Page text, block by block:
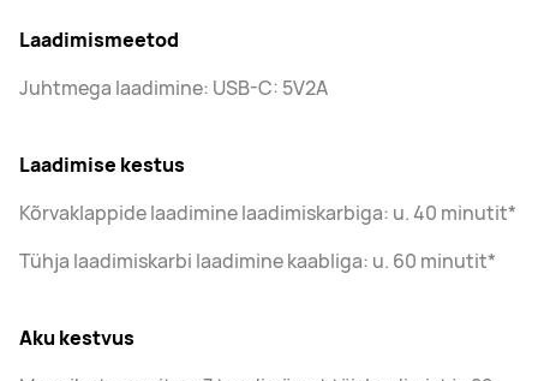
Laadimismeetod
Juhtmega laadimine: USB-C: 5V2A
Laadimise kestus
Kõrvaklappide laadimine laadimiskarbiga: u. 40 minutit*
Tühja laadimiskarbi laadimine kaabliga: u. 60 minutit*
Aku kestvus